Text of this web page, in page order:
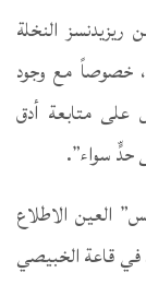
النخلة
خصوصاً مع وجود
متابعة أدق
حدٍّ سواء”.
العين الاطلاع
في قاعة الخبيصي